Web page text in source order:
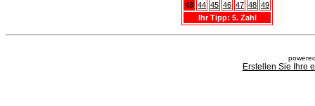
43 44 45 46 47 48 49
Ihr Tipp: 5. Zahl
Erstellen Sie Ihre